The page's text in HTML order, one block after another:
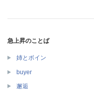
急上昇のことば
姉とボイン
buyer
邂逅